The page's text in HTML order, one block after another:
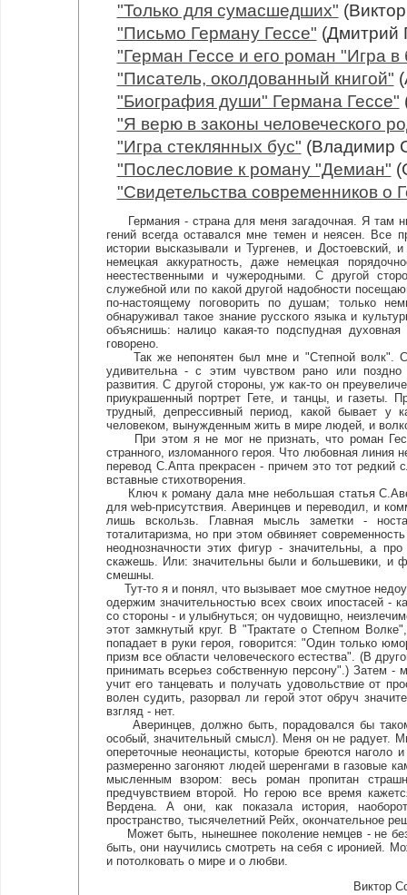
"Только для сумасшедших"
"Письмо Герману Гессе" (Дмитрий
"Герман Гессе и его роман "Игра в
"Писатель, околдованный книгой"
"Биография души" Германа Гессе"
"Я верю в законы человеческого
"Игра стеклянных бус" (Владимир
"Послесловие к роману "Демиан"
"Свидетельства современников о
Германия - страна для меня загадочная. Я там
гений всегда оставался мне темен и неясен. Все
истории высказывали и Тургенев, и Достоевский,
немецкая аккуратность, даже немецкая
неестественными и чужеродными. С другой
служебной или по какой другой надобности
по-настоящему поговорить по душам; только
обнаруживал такое знание русского языка и
объяснишь: налицо какая-то подспудная
говорено.
Так же непонятен был мне и "Степной волк". С
удивительна - с этим чувством рано или поздно
развития. С другой стороны, уж как-то он
приукрашенный портрет Гете, и танцы, и газеты.
трудный, депрессивный период, какой бывает у
человеком, вынужденным жить в мире людей, и
При этом я не мог не признать, что роман
странного, изломанного героя. Что любовная линия
перевод С.Апта прекрасен - причем это тот редкий
вставные стихотворения.
Ключ к роману дала мне небольшая статья
для web-присутствия. Аверинцев и переводил, и
лишь вскользь. Главная мысль заметки -
тоталитаризма, но при этом обвиняет
неоднозначности этих фигур - значительны, а
скажешь. Или: значительны были и большевики, и
смешны.
Тут-то я и понял, что вызывает мое смутное
одержим значительностью всех своих ипостасей -
со стороны - и улыбнуться; он чудовищно,
этот замкнутый круг. В "Трактате о Степном
попадает в руки героя, говорится: "Один только
призм все области человеческого естества". (В
принимать всерьез собственную персону".) Затем -
учит его танцевать и получать удовольствие от
волен судить, разорвал ли герой этот обруч
взгляд - нет.
Аверинцев, должно быть, порадовался бы
особый, значительный смысл). Меня он не радует.
опереточные неонацисты, которые бреются
размеренно загоняют людей шеренгами в газовые
мысленным взором: весь роман пропитан
предчувствием второй. Но герою все время
Вердена. А они, как показала история,
пространство, тысячелетний Рейх, окончательное
Может быть, нынешнее поколение немцев - не
быть, они научились смотреть на себя с иронией.
и потолковать о мире и о любви.
Виктор